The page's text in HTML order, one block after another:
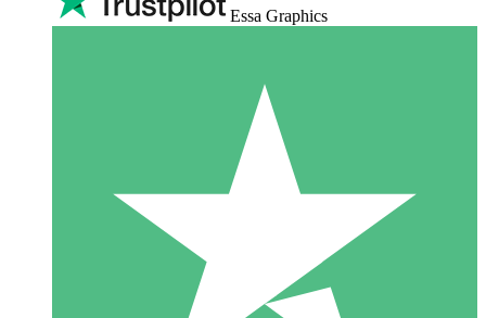
Essa Graphics